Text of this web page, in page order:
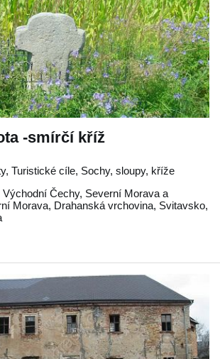
-smírčí kříž
Turistické cíle, Sochy, sloupy, kříže
Východní Čechy, Severní Morava a
Morava, Drahanská vrchovina, Svitavsko,